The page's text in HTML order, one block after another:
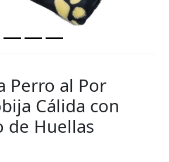
Perro al Por
Cálida con
de Huellas